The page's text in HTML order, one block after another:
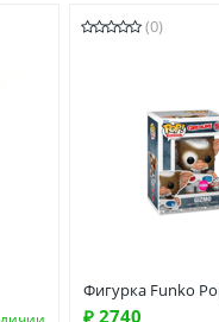
(0)
Фигурка Funko
₽ 2740